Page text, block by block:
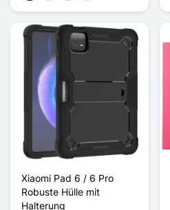
Xiaomi Pad 6 / 6 Pro
Robuste Hülle mit
Halterung